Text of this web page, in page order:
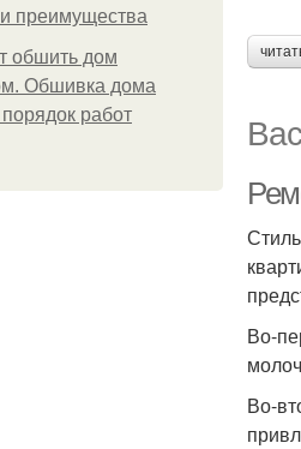
преимущества
обшить дом
Обшивка дома
работ
Во-
Во-